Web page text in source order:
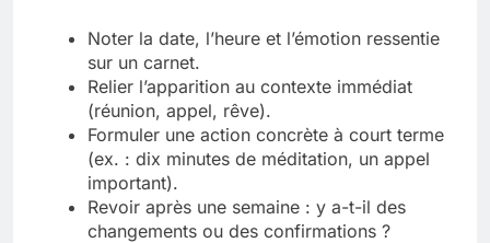
Noter la date, l’heure et l’émotion ressentie
sur un carnet.
Relier l’apparition au contexte immédiat
(réunion, appel, rêve).
Formuler une action concrète à court terme
(ex. : dix minutes de méditation, un appel
important).
Revoir après une semaine : y a-t-il des
changements ou des confirmations ?